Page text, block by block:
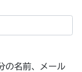
の名前、メール